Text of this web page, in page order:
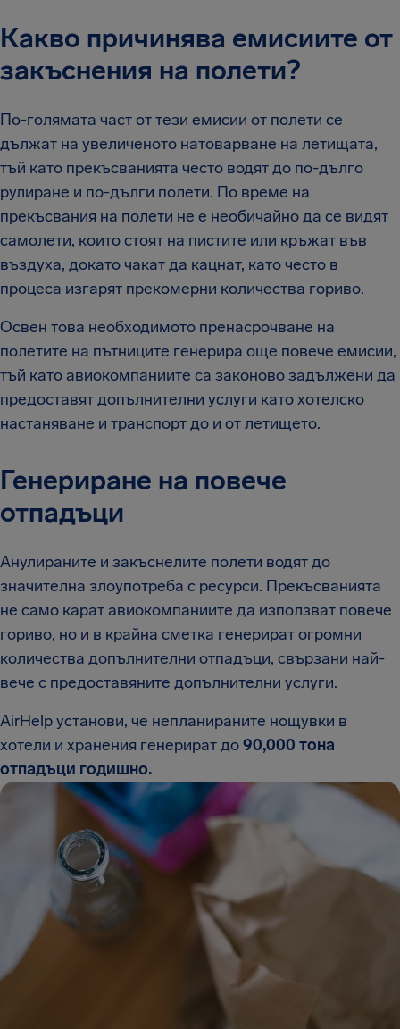
Какво причинява емисиите от
закъснения на полети?
По-голямата част от тези емисии от полети се
дължат на увеличеното натоварване на летищата,
тъй като прекъсванията често водят до по-дълго
рулиране и по-дълги полети. По време на
прекъсвания на полети не е необичайно да се видят
самолети, които стоят на пистите или кръжат във
въздуха, докато чакат да кацнат, като често в
процеса изгарят прекомерни количества гориво.
Освен това необходимото пренасрочване на
полетите на пътниците генерира още повече емисии,
тъй като авиокомпаниите са законово задължени да
предоставят допълнителни услуги като хотелско
настаняване и транспорт до и от летището.
Генериране на повече
отпадъци
Анулираните и закъснелите полети водят до
значителна злоупотреба с ресурси. Прекъсванията
не само карат авиокомпаниите да използват повече
гориво, но и в крайна сметка генерират огромни
количества допълнителни отпадъци, свързани най-
вече с предоставяните допълнителни услуги.
AirHelp установи, че непланираните нощувки в
хотели и хранения генерират до90,000 тона
отпадъци годишно.